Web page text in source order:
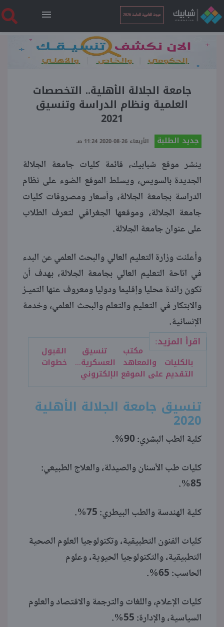
نتيجة الثانوية العامة 2026
الرئيسية
نتيجة الثانوية العامة 2026
أخبار ساخنة
بوابة الطلبة
ملفات
جامعة الجلالة الأهلية.. التخصصات
العلمية ونظام الدراسة وتنسيق
2021
جديد الطلبة الأربعاء 26-08-2020 11:24 صـ
ينشر موقع شبابيك، قائمة كليات جامعة الجلالة
الجديدة بالسويس، ويسلط الموقع الضوء على نظام
الدراسة بجامعة الجلالة، وأسعار ومصروفات كليات
جامعة الجلالة، وموقعها الجغرافي لتعرف الطلاب
على عنوان جامعة الجلالة.
وأعلنت وزارة التعليم العالي والبحث العلمي عن البدء
في اتاحة التعليم العالي بجامعة الجلالة، بهدف أن
تكون رائدة محليا وإقليما ودوليا ومعروف عنها التميـز
والابتكار في التعليم والتعلم والبحث العلمي، وخدمة
الإنسانية.
اقرأ المزيد:
مكتب تنسيق القبول
بالكليات والمعاهد العسكرية... خطوات
التقديم على الموقع الإلكتروني
تنسيق جامعة الجلالة الأهلية
2020
كلية الطب البشري: 90%.
كليات طب الأسنان والصيدلة، والعلاج الطبيعي:
85%.
كلية الهندسة والطب البيطري: 75%.
كليات الفنون التطبيقية، وتكنولوجيا العلوم الصحية
التطبيقية، والتكنولوجيا الحيوية، وعلوم
الحاسب: 65%.
كليات الإعلام، واللغات والترجمة والاقتصاد والعلوم
السياسية، والإدارة: 55%.